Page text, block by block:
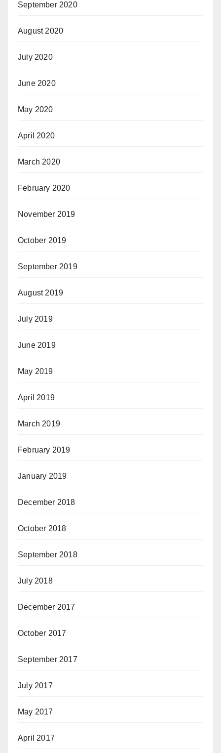
September 2020
August 2020
July 2020
June 2020
May 2020
April 2020
March 2020
February 2020
November 2019
October 2019
September 2019
August 2019
July 2019
June 2019
May 2019
April 2019
March 2019
February 2019
January 2019
December 2018
October 2018
September 2018
July 2018
December 2017
October 2017
September 2017
July 2017
May 2017
April 2017